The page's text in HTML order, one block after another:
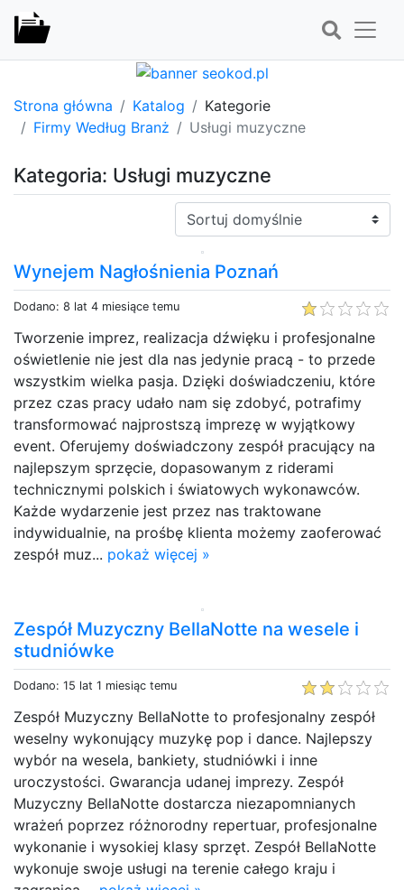
Strona główna Katalog
Kategorie
Firmy Według Branż
Usługi muzyczne
Kategoria: Usługi muzyczne
Sortuj:
Wynejem Nagłośnienia Poznań
Dodano: 8 lat 4 miesiące temu
Tworzenie imprez, realizacja dźwięku i profesjonalne
oświetlenie nie jest dla nas jedynie pracą - to przede
wszystkim wielka pasja. Dzięki doświadczeniu, które
przez czas pracy udało nam się zdobyć, potrafimy
transformować najprostszą imprezę w wyjątkowy
event. Oferujemy doświadczony zespół pracujący na
najlepszym sprzęcie, dopasowanym z riderami
technicznymi polskich i światowych wykonawców.
Każde wydarzenie jest przez nas traktowane
indywidualnie, na prośbę klienta możemy zaoferować
zespół muz... pokaż więcej »
Zespół Muzyczny BellaNotte na wesele i
studniówke
Dodano: 15 lat 1 miesiąc temu
Zespół Muzyczny BellaNotte to profesjonalny zespół
weselny wykonujący muzykę pop i dance. Najlepszy
wybór na wesela, bankiety, studniówki i inne
uroczystości. Gwarancja udanej imprezy. Zespół
Muzyczny BellaNotte dostarcza niezapomnianych
wrażeń poprzez różnorodny repertuar, profesjonalne
wykonanie i wysokiej klasy sprzęt. Zespół BellaNotte
wykonuje swoje usługi na terenie całego kraju i